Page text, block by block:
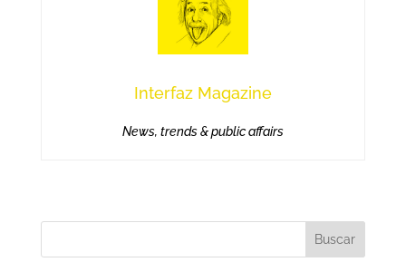
Interfaz Magazine
News, trends & public affairs
Buscar